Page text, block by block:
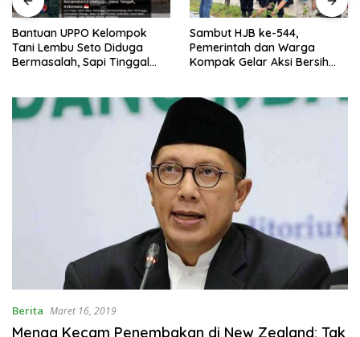
Bantuan UPPO Kelompok
Tani Lembu Seto Diduga
Bermasalah, Sapi Tinggal
Sambut HJB ke-544,
Pemerintah dan Warga
Kompak Gelar Aksi Bersih
Berita Maret 16, 2019
Menag Kecam Penembakan di New Zealand: Tak